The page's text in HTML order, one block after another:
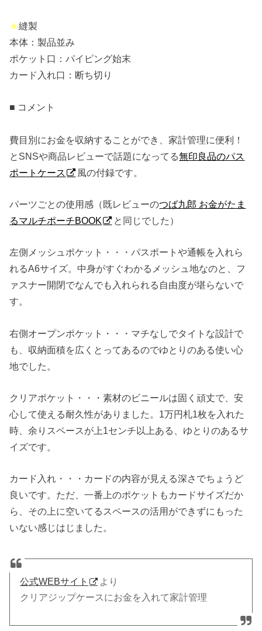
★縫製
本体：製品並み
ポケット口：パイピング始末
カード入れ口：断ち切り
■ コメント
費目別にお金を収納することができ、家計管理に便利！
とSNSや商品レビューで話題になってる無印良品のパス
ポートケース
風の付録です。
パーツごとの使用感（既レビューのつば九郎 お金がたま
るマルチポーチBOOK
と同じでした）
左側メッシュポケット・・・パスポートや通帳を入れら
れるA6サイズ。中身がすぐわかるメッシュ地なのと、フ
ァスナー開閉でなんでも入れられる自由度が堪らないで
す。
右側オープンポケット・・・マチなしでタイトな設計で
も、収納面積を広くとってあるのでゆとりのある使い心
地でした。
クリアポケット・・・素材のビニールは固く頑丈で、安
心して使える耐久性がありました。1万円札1枚を入れた
時、余りスペースが上1センチ以上ある、ゆとりのあるサ
イズです。
カード入れ・・・カードの内容が見える深さでちょうど
良いです。ただ、一番上のポケットもカードサイズだか
ら、その上に空いてるスペースの活用ができずにもった
いない感じはじました。
公式WEBサイト
より
クリアジップケースにお金を入れて家計管理